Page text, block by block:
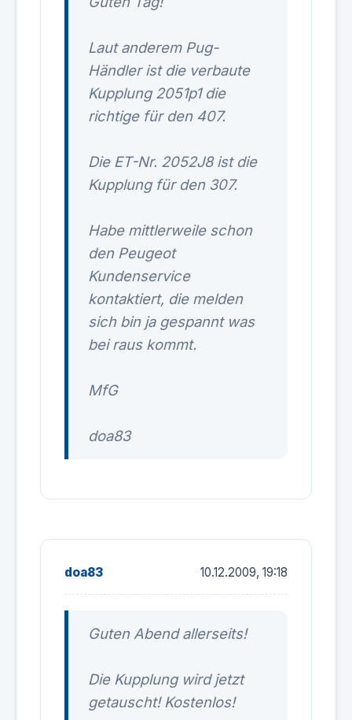
Laut anderem Pug-
Händler ist die verbaute
Kupplung 2051p1 die
richtige für den 407.
Die ET-Nr. 2052J8 ist die
Kupplung für den 307.
Habe mittlerweile schon
den Peugeot
Kundenservice
kontaktiert, die melden
sich bin ja gespannt was
bei raus kommt.
MfG
doa83
doa83 10.12.2009, 19:18
Guten Abend allerseits!
Die Kupplung wird jetzt
getauscht! Kostenlos!